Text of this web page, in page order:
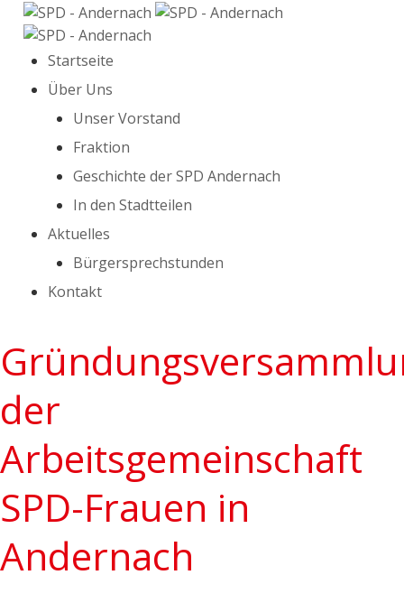
Startseite
Über Uns
Unser Vorstand
Fraktion
Geschichte der SPD Andernach
In den Stadtteilen
Aktuelles
Bürgersprechstunden
Kontakt
der
Arbeitsgemeinschaft
SPD-Frauen in
Andernach